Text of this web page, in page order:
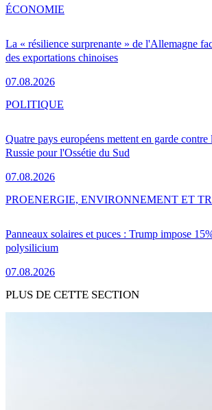
La « résilience surprenante » de l'Allemagne
des exportations chinoises
07.08.2026
ÉCONOMIE
Quatre pays européens mettent en garde contre
Russie pour l'Ossétie du Sud
07.08.2026
POLITIQUE
Panneaux solaires et puces : Trump impose
polysilicium
07.08.2026
PROENERGIE, ENVIRONNEMENT ET
PLUS DE CETTE SECTION